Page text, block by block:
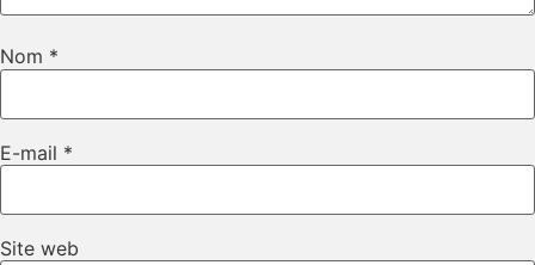
Nom *
E-mail *
Site web